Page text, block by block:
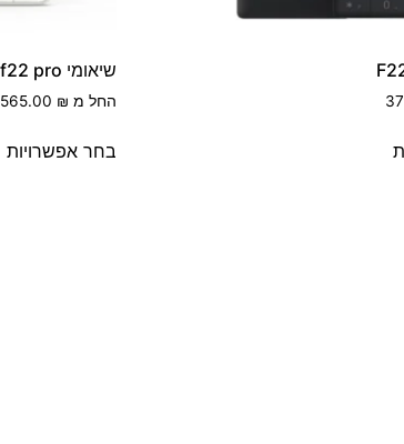
שיאומי f22 pro
החל מ 565.00 ₪
בחר אפשרויות